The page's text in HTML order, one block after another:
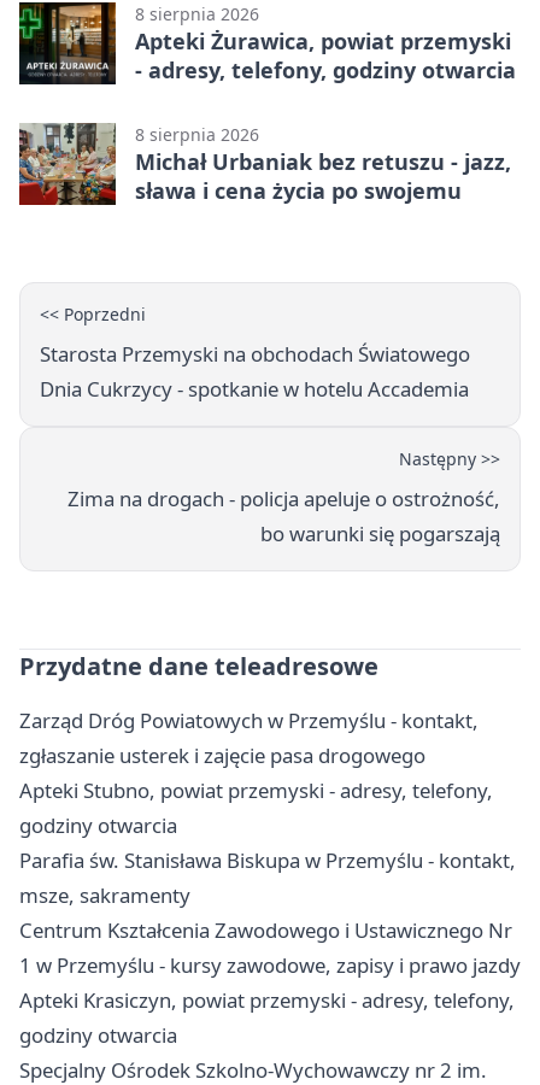
8 sierpnia 2026
Apteki Żurawica, powiat przemyski
- adresy, telefony, godziny otwarcia
8 sierpnia 2026
Michał Urbaniak bez retuszu - jazz,
sława i cena życia po swojemu
<< Poprzedni
Starosta Przemyski na obchodach Światowego
Dnia Cukrzycy - spotkanie w hotelu Accademia
Następny >>
Zima na drogach - policja apeluje o ostrożność,
bo warunki się pogarszają
Przydatne dane teleadresowe
Zarząd Dróg Powiatowych w Przemyślu - kontakt,
zgłaszanie usterek i zajęcie pasa drogowego
Apteki Stubno, powiat przemyski - adresy, telefony,
godziny otwarcia
Parafia św. Stanisława Biskupa w Przemyślu - kontakt,
msze, sakramenty
Centrum Kształcenia Zawodowego i Ustawicznego Nr
1 w Przemyślu - kursy zawodowe, zapisy i prawo jazdy
Apteki Krasiczyn, powiat przemyski - adresy, telefony,
godziny otwarcia
Specjalny Ośrodek Szkolno-Wychowawczy nr 2 im.